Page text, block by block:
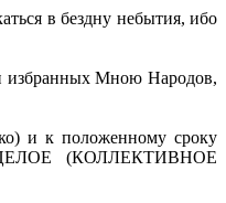
в бездну небытия, ибо
избранных Мною Народов,
и к положенному сроку
ЦЕЛОЕ (КОЛЛЕКТИВНОЕ